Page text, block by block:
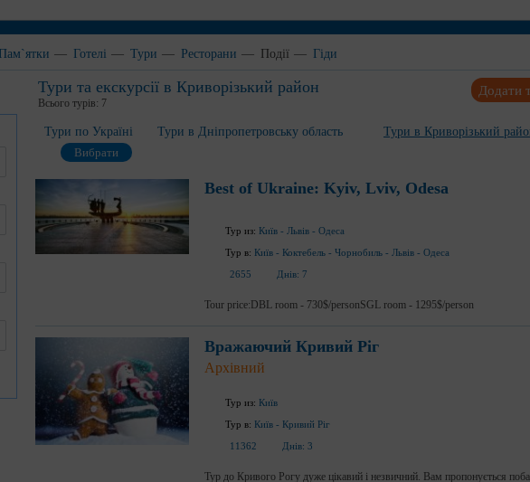
Пам`ятки — Готелі — Тури — Ресторани — Події — Гіди
Тури та екскурсії в Криворізький район Додати
Всього турів: 7
Тури по Україні Тури в Дніпропетровську область
Тури в Криворізький
Вибрати
Best of Ukraine: Kyiv, Lviv, Odesa
Тур из: Київ - Львів - Одеса
Тур в: Київ - Коктебель - Чорнобиль - Львів - Одеса
2655
Днів: 7
Tour price:DBL room - 730$/personSGL room - 1295$/person
Вражаючий Кривий Ріг
Архівний
Тур из: Київ
Тур в: Київ - Кривий Ріг
11362
Днів: 3
Тур до Кривого Рогу дуже цікавий і незвичний. Вам пропонується